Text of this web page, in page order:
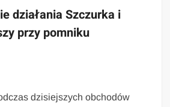
działania Szczurka i
przy pomniku
dzisiejszych obchodów